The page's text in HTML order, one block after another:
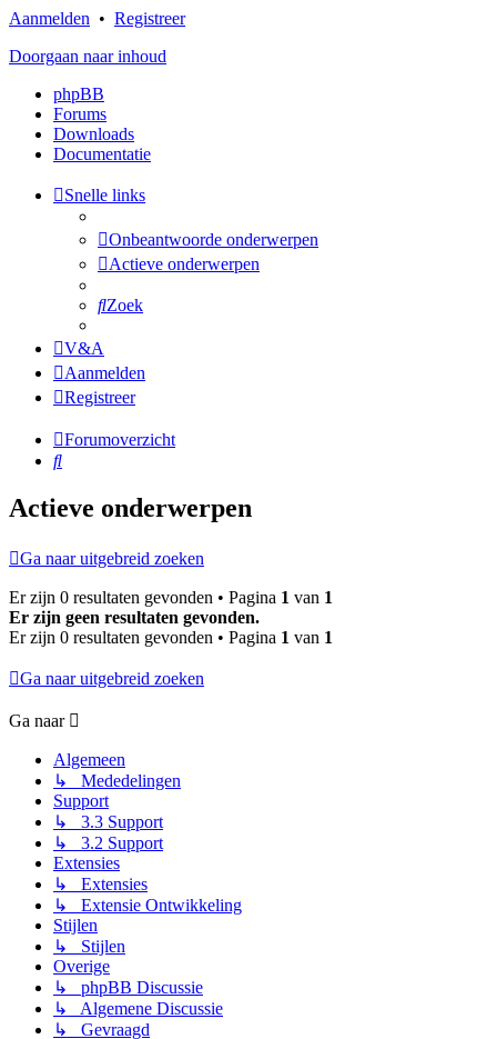
Aanmelden • Registreer
Doorgaan naar inhoud
phpBB
Forums
Downloads
Documentatie
Snelle links
Onbeantwoorde onderwerpen
Actieve onderwerpen
Zoek
V&A
Aanmelden
Registreer
Forumoverzicht
Zoek
Actieve onderwerpen
Ga naar uitgebreid zoeken
Er zijn 0 resultaten gevonden • Pagina 1 van 1
Er zijn geen resultaten gevonden.
Er zijn 0 resultaten gevonden • Pagina 1 van 1
Ga naar uitgebreid zoeken
Ga naar
Algemeen
↳ Mededelingen
Support
↳ 3.3 Support
↳ 3.2 Support
Extensies
↳ Extensies
↳ Extensie Ontwikkeling
Stijlen
↳ Stijlen
Overige
↳ phpBB Discussie
↳ Algemene Discussie
↳ Gevraagd